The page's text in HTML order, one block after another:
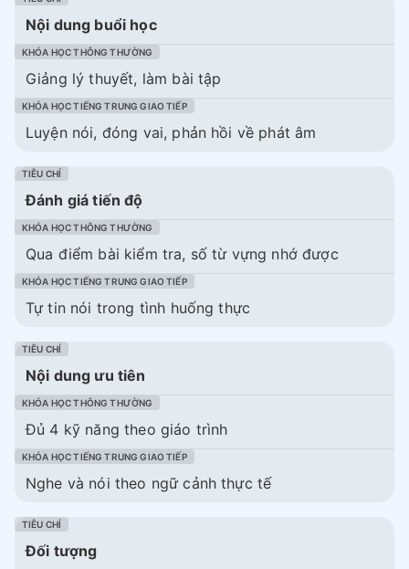
Nội dung buổi học
Giảng lý thuyết, làm bài tập
Luyện nói, đóng vai, phản hồi về phát âm
Đánh giá tiến độ
Qua điểm bài kiểm tra, số từ vựng nhớ được
Tự tin nói trong tình huống thực
Nội dung ưu tiên
Đủ 4 kỹ năng theo giáo trình
Nghe và nói theo ngữ cảnh thực tế
Đối tượng